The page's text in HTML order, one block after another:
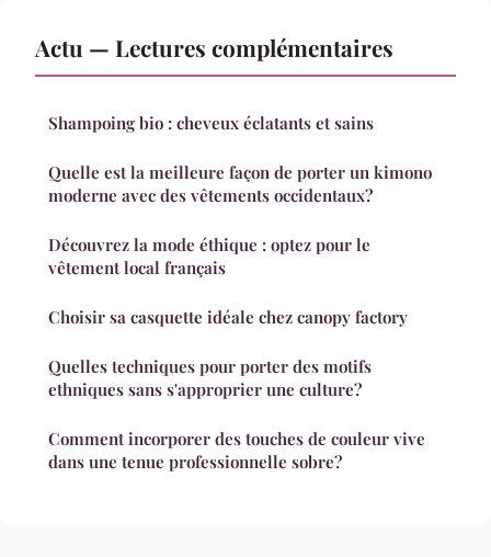
Actu — Lectures complémentaires
Shampoing bio : cheveux éclatants et sains
Quelle est la meilleure façon de porter un kimono
moderne avec des vêtements occidentaux?
Découvrez la mode éthique : optez pour le
vêtement local français
Choisir sa casquette idéale chez canopy factory
Quelles techniques pour porter des motifs
ethniques sans s'approprier une culture?
Comment incorporer des touches de couleur vive
dans une tenue professionnelle sobre?